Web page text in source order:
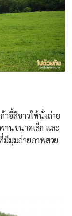
าอี้สีขาวให้นั่งถ่าย
านขนาดเล็ก และ
มีมุมถ่ายภาพสวย